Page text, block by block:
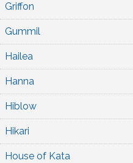
Griffon
Gummil
Hailea
Hanna
Hiblow
Hikari
House of Kata